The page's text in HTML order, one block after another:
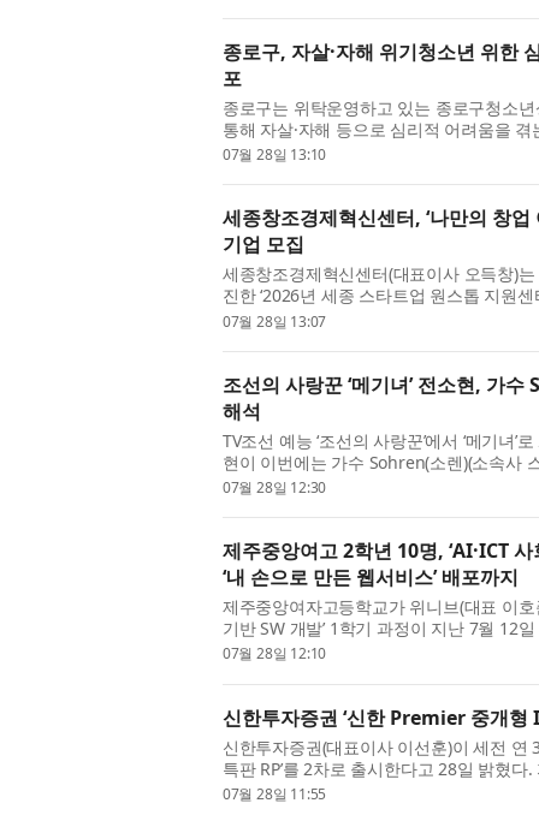
종로구, 자살·자해 위기청소년 위한
포
종로구는 위탁운영하고 있는 종로구청소
통해 자살·자해 등으로 심리적 어려움을
화키트 ‘지금 나를 위한 작은 도움’ 200개
07월 28일 13:10
세종창조경제혁신센터, ‘나만의 창
기업 모집
세종창조경제혁신센터(대표이사 오득창)
진한 ‘2026년 세종 스타트업 원스톱 지원
는 8월 27일(목) 개최되는 2차 프로그램 참
07월 28일 13:07
조선의 사랑꾼 ‘메기녀’ 전소현, 가
해석
TV조선 예능 ‘조선의 사랑꾼’에서 ‘메기녀
현이 이번에는 가수 Sohren(소렌)(소속사
선다. Sohren은 싱어송라이터 Kim Daru의
07월 28일 12:30
제주중앙여고 2학년 10명, ‘AI·ICT
‘내 손으로 만든 웹서비스’ 배포까지
제주중앙여자고등학교가 위니브(대표 이
기반 SW 개발’ 1학기 과정이 지난 7월 12
28일부터 7월 12일까지 매주 토요일 오전
07월 28일 12:10
신한투자증권 ‘신한 Premier 중개형
신한투자증권(대표이사 이선훈)이 세전 연
특판 RP’를 2차로 출시한다고 28일 밝혔
른 추가 출시다. 이번 특판 RP는 신한투자
07월 28일 11:55